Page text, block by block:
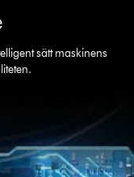
sätt maskinens